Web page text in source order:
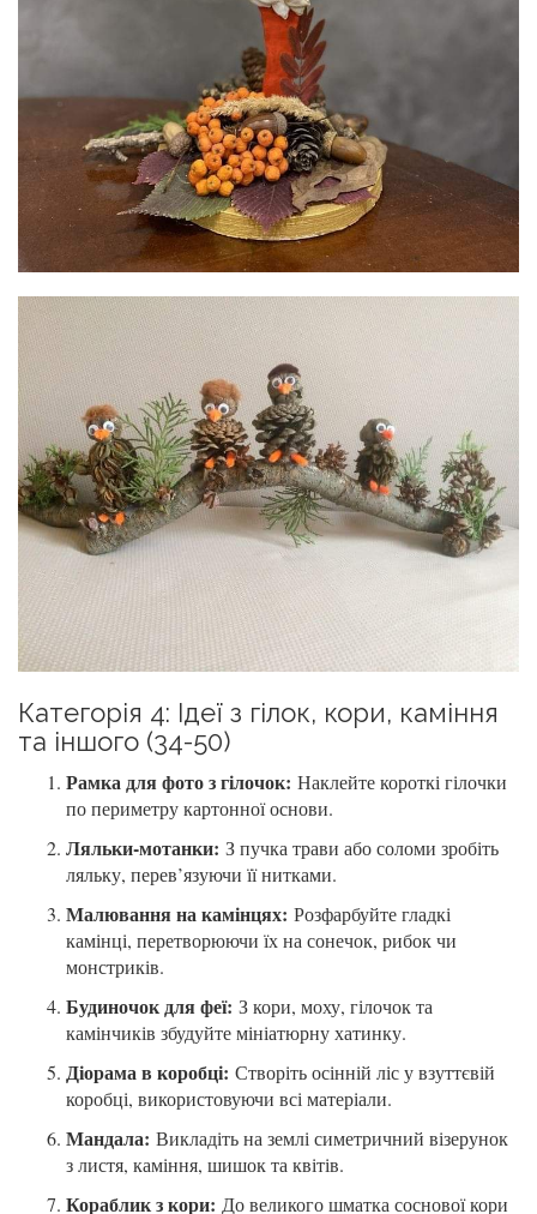
Категорія 4: Ідеї з гілок, кори, каміння
та іншого (34-50)
Рамка для фото з гілочок: Наклейте короткі гілочки
по периметру картонної основи.
Ляльки-мотанки: З пучка трави або соломи зробіть
ляльку, перев’язуючи її нитками.
Малювання на камінцях: Розфарбуйте гладкі
камінці, перетворюючи їх на сонечок, рибок чи
монстриків.
Будиночок для феї: З кори, моху, гілочок та
камінчиків збудуйте мініатюрну хатинку.
Діорама в коробці: Створіть осінній ліс у взуттєвій
коробці, використовуючи всі матеріали.
Мандала: Викладіть на землі симетричний візерунок
з листя, каміння, шишок та квітів.
Кораблик з кори: До великого шматка соснової кори